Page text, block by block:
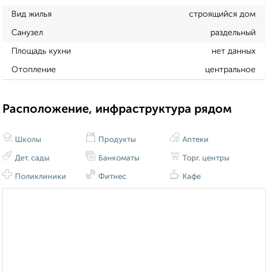
Вид жилья строящийся дом
Санузел раздельный
Площадь кухни нет данных
Отопление центральное
Расположение, инфраструктура рядом
Школы
Дет. сады
Поликлиники
Продукты
Банкоматы
Фитнес
Аптеки
Торг. центры
Кафе